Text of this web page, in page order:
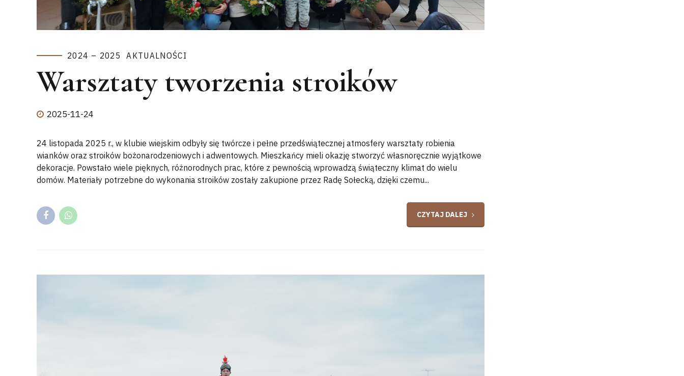
2024 – 2025 AKTUALNOŚCI
Warsztaty tworzenia stroików
2025-11-24
24 listopada 2025 r., w klubie wiejskim odbyły się twórcze i pełne przedświątecznej atmosfery warsztaty robienia
wianków oraz stroików bożonarodzeniowych i adwentowych. Mieszkańcy mieli okazję stworzyć własnoręcznie wyjątkowe
dekoracje. Powstało wiele pięknych, różnorodnych prac, które z pewnością wprowadzą świąteczny klimat do wielu
domów. Materiały potrzebne do wykonania stroików zostały zakupione przez Radę Sołecką, dzięki czemu...
CZYTAJ DALEJ